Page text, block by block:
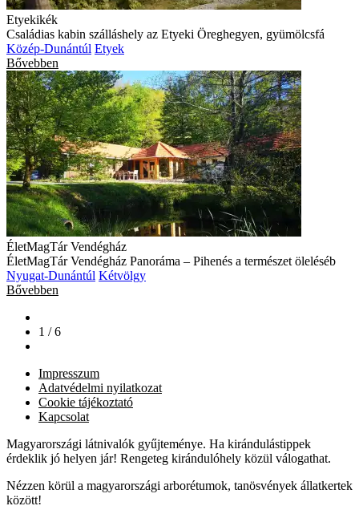
Etyekikék
Családias kabin szálláshely az Etyeki Öreghegyen, gyümölcsfá
Közép-Dunántúl Etyek
Bővebben
ÉletMagTár Vendégház
ÉletMagTár Vendégház Panoráma – Pihenés a természet öleléséb
Nyugat-Dunántúl Kétvölgy
Bővebben
1 / 6
Impresszum
Adatvédelmi nyilatkozat
Cookie tájékoztató
Kapcsolat
Magyarországi látnivalók gyűjteménye. Ha kirándulástippek
érdeklik jó helyen jár! Rengeteg kirándulóhely közül válogathat.
Nézzen körül a magyarországi arborétumok, tanösvények állatkertek
között!